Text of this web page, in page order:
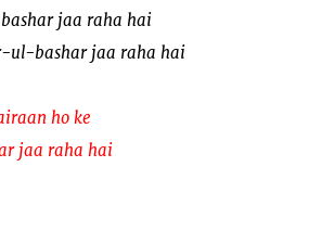
jaa raha hai
ul-bashar jaa raha hai
ho ke
jaa raha hai